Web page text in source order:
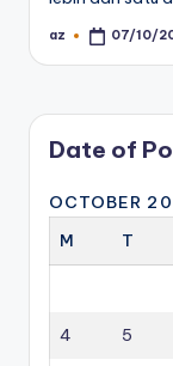
Posted
az 07/10/
Date of
OCTOBER
M
T
4 5